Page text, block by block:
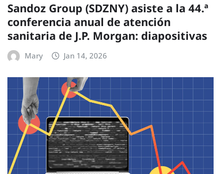
Sandoz Group (SDZNY) asiste a la 44.ª
conferencia anual de atención
sanitaria de J.P. Morgan: diapositivas
Mary Jan 14, 2026